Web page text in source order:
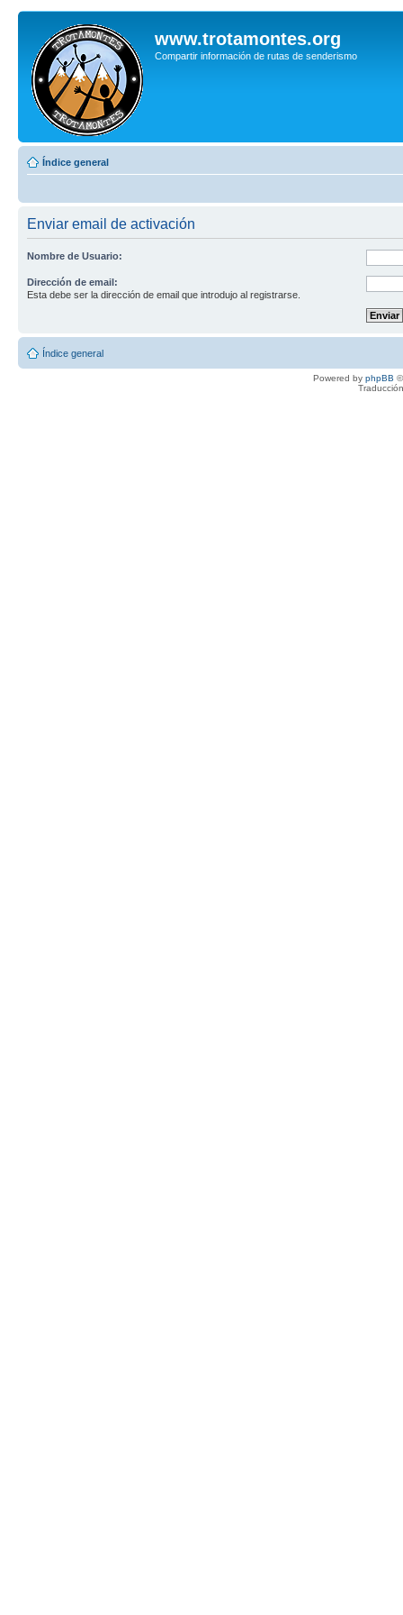
www.trotamontes.org
Compartir información de rutas de senderismo
Índice general
Enviar email de activación
Nombre de Usuario:
Dirección de email:
Esta debe ser la dirección de email que introdujo al registrarse.
Índice general
Powered by phpBB